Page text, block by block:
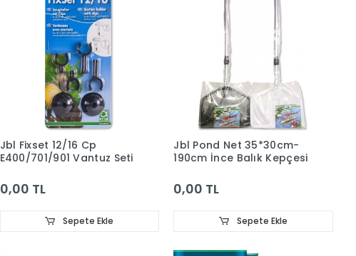
Jbl Fixset 12/16 Cp
E400/701/901 Vantuz Seti
0,00 TL
Sepete Ekle
Jbl Pond Net 35*30cm-
190cm İnce Balık Kepçesi
0,00 TL
Sepete Ekle